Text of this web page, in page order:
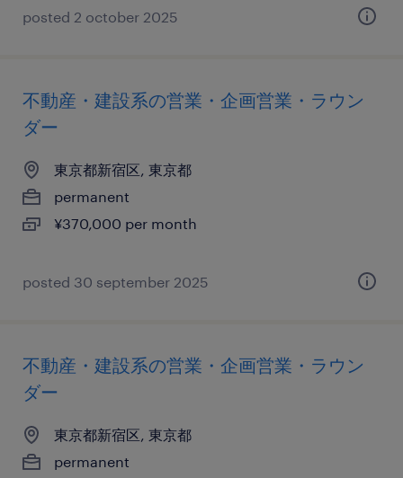
posted 2 october 2025
不動産・建設系の営業・企画営業・ラウン
ダー
東京都新宿区, 東京都
permanent
¥370,000 per month
posted 30 september 2025
不動産・建設系の営業・企画営業・ラウン
ダー
東京都新宿区, 東京都
permanent